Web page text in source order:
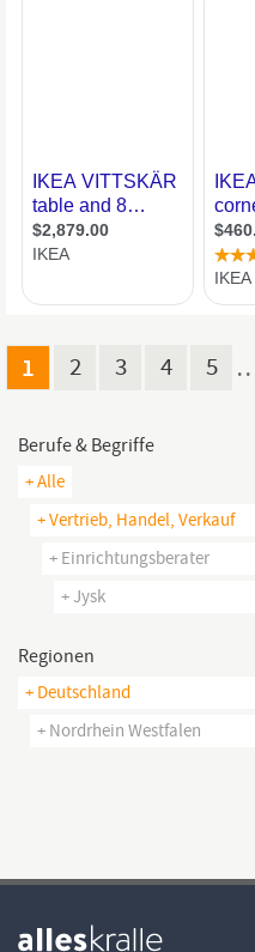
1 2 3 4 5
Berufe & Begriffe
+ Alle
+ Vertrieb, Handel, Verkauf
+ Einrichtungsberater
+ Jysk
Regionen
+ Deutschland
+ Nordrhein Westfalen